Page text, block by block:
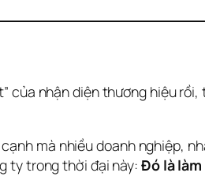
của nhận diện thương hiệu
mà nhiều doanh nghiệp,
ty trong thời đại này: Đó là làm